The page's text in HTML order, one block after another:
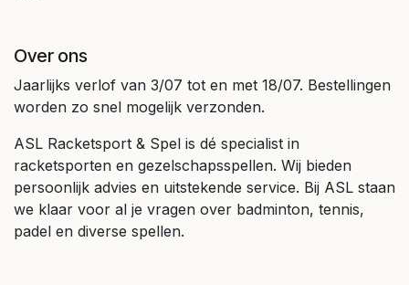
Over ons
Jaarlijks verlof van 3/07 tot en met 18/07. Bestellingen
worden zo snel mogelijk verzonden.
ASL Racketsport & Spel is dé specialist in
racketsporten en gezelschapsspellen. Wij bieden
persoonlijk advies en uitstekende service. Bij ASL staan
we klaar voor al je vragen over badminton, tennis,
padel en diverse spellen.